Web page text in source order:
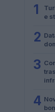
1
e
2
3
4